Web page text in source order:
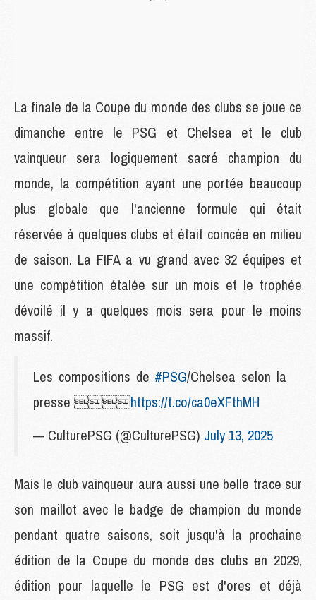
La finale de la Coupe du monde des clubs se joue ce
dimanche entre le PSG et Chelsea et le club
vainqueur sera logiquement sacré champion du
monde, la compétition ayant une portée beaucoup
plus globale que l'ancienne formule qui était
réservée à quelques clubs et était coincée en milieu
de saison. La FIFA a vu grand avec 32 équipes et
une compétition étalée sur un mois et le trophée
dévoilé il y a quelques mois sera pour le moins
massif.
Les compositions de #PSG/Chelsea selon la
presse https://t.co/ca0eXFthMH
— CulturePSG (@CulturePSG) July 13, 2025
Mais le club vainqueur aura aussi une belle trace sur
son maillot avec le badge de champion du monde
pendant quatre saisons, soit jusqu'à la prochaine
édition de la Coupe du monde des clubs en 2029,
édition pour laquelle le PSG est d'ores et déjà